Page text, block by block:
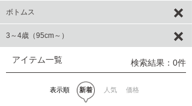
ボトムス
3～4歳（95cm～）
アイテム一覧 検索結果：0件
表示順 新着 人気 価格